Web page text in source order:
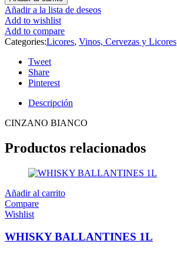
Añadir a la lista de deseos
Add to wishlist
Add to compare
Categories:Licores, Vinos, Cervezas y Licores
Tweet
Share
Pinterest
Descripción
CINZANO BIANCO
Productos relacionados
Añadir al carrito
Compare
Wishlist
WHISKY BALLANTINES 1L